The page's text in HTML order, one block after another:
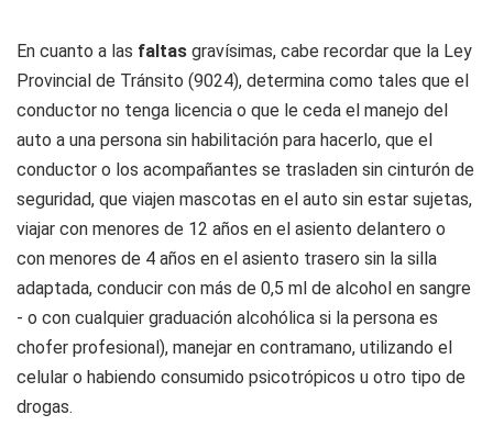
En cuanto a las faltas gravísimas, cabe recordar que la Ley
Provincial de Tránsito (9024), determina como tales que el
conductor no tenga licencia o que le ceda el manejo del
auto a una persona sin habilitación para hacerlo, que el
conductor o los acompañantes se trasladen sin cinturón de
seguridad, que viajen mascotas en el auto sin estar sujetas,
viajar con menores de 12 años en el asiento delantero o
con menores de 4 años en el asiento trasero sin la silla
adaptada, conducir con más de 0,5 ml de alcohol en sangre
- o con cualquier graduación alcohólica si la persona es
chofer profesional), manejar en contramano, utilizando el
celular o habiendo consumido psicotrópicos u otro tipo de
drogas.